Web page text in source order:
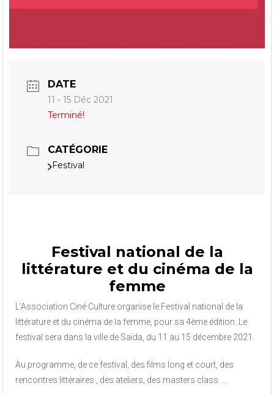
DATE
11 - 15 Déc 2021
Terminé!
CATÉGORIE
Festival
Festival national de la
littérature et du cinéma de la
femme
L’Association Ciné Culture organise le Festival national de la
littérature et du cinéma de la femme, pour sa 4ème édition. Le
festival sera dans la ville de Saïda, du 11 au 15 décembre 2021.
Au programme, de ce festival, des films long et court, des
rencontres littéraires , des ateliers, des masters class …